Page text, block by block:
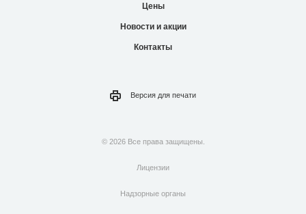
Цены
Новости и акции
Контакты
Версия для печати
© 2026 Все права защищены.
Лицензии
Надзорные органы